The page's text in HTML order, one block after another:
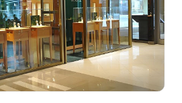
郑州市二七区铭功路10号华润大厦写字楼29层2905室（需提前预约）
沈阳市沈河区中街路83号亨得利名表服务中心（品牌授权店）1层整层（需提前预约）
乌鲁木齐市天山区红山路26号时代广场（CCMALL）C座17层17-B（需提前预约）
温州市鹿城区锦绣路1067号置信广场10层1015室（需提前预约）